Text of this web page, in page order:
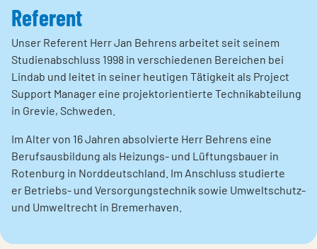
Referent
Unser Referent Herr Jan Behrens arbeitet seit seinem
Studienabschluss 1998 in verschiedenen Bereichen bei
Lindab und leitet in seiner heutigen Tätigkeit als Project
Support Manager eine projektorientierte Technikabteilung
in Grevie, Schweden.
Im Alter von 16 Jahren absolvierte Herr Behrens eine
Berufsausbildung als Heizungs- und Lüftungsbauer in
Rotenburg in Norddeutschland. Im Anschluss studierte
er Betriebs- und Versorgungstechnik sowie Umweltschutz-
und Umweltrecht in Bremerhaven.